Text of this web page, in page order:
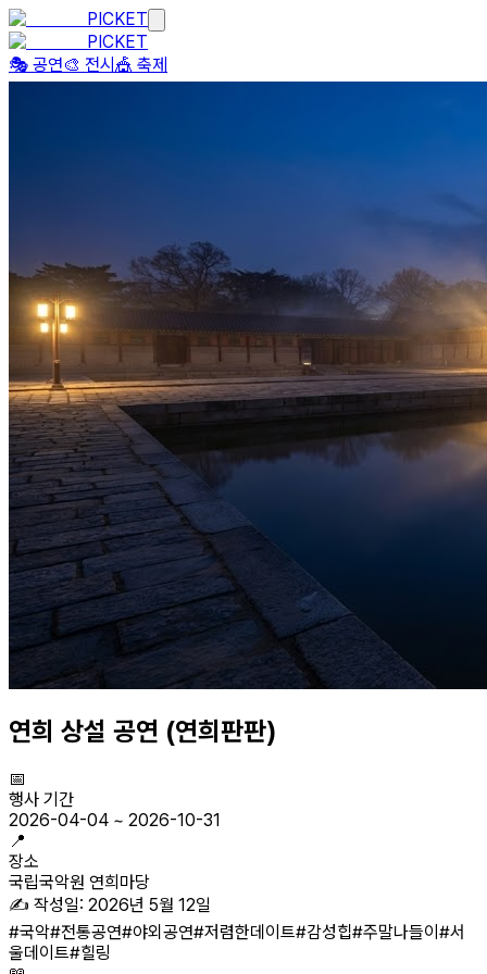
PICKET
PICKET
🎭 공연🎨 전시 🎪 축제
연희 상설 공연 (연희판판)
📅
행사 기간
2026-04-04 ~ 2026-10-31
📍
장소
국립국악원 연희마당
✍️ 작성일: 2026년 5월 12일
#국악#전통공연#야외공연#저렴한데이트#감성힙#주말나들이 #서
울데이트#힐링